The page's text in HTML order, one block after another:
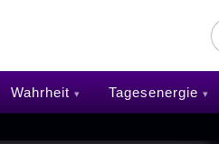
Wahrheit Tagesenergie